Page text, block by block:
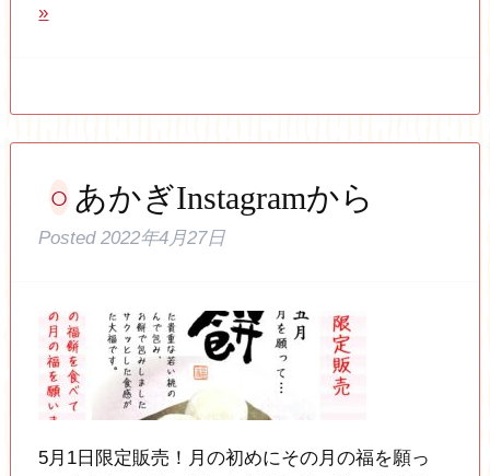
»
あかぎInstagramから
Posted2022年4月27日
5月1日限定販売！月の初めにその月の福を願っ